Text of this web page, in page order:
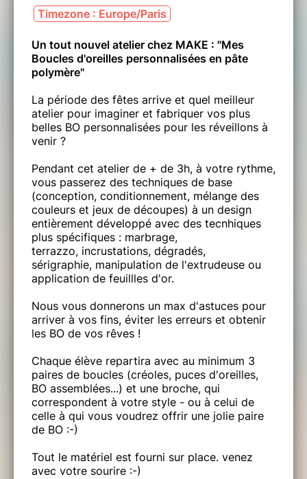
Timezone : Europe/Paris
Un tout nouvel atelier chez MAKE : "Mes
Boucles d'oreilles personnalisées en pâte
polymère"
La période des fêtes arrive et quel meilleur
atelier pour imaginer et fabriquer vos plus
belles BO personnalisées pour les réveillons à
venir ?
Pendant cet atelier de + de 3h, à votre rythme,
vous passerez des techniques de base
(conception, conditionnement, mélange des
couleurs et jeux de découpes) à un design
entièrement développé avec des tecnhiques
plus spécifiques : marbrage,
terrazzo, incrustations, dégradés,
sérigraphie, manipulation de l'extrudeuse ou
application de feuillles d'or.
Nous vous donnerons un max d'astuces pour
arriver à vos fins, éviter les erreurs et obtenir
les BO de vos rêves !
Chaque élève repartira avec au minimum 3
paires de boucles (créoles, puces d'oreilles,
BO assemblées...) et une broche, qui
correspondent à votre style - ou à celui de
celle à qui vous voudrez offrir une jolie paire
de BO :-)
Tout le matériel est fourni sur place. venez
avec votre sourire :-)